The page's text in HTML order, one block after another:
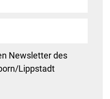
Newsletter des
Lippstadt